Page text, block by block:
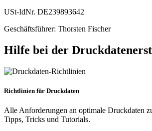
USt-IdNr. DE239893642
Geschäftsführer: Thorsten Fischer
Hilfe bei der
Richtlinien für Druckdaten
Alle Anforderungen an optimale Druckdaten
Tipps, Tricks und Tutorials.